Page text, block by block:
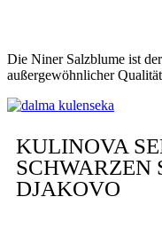
Die Niner Salzblume ist
außergewöhnlicher
KULINOVA
SCHWARZEN
DJAKOVO